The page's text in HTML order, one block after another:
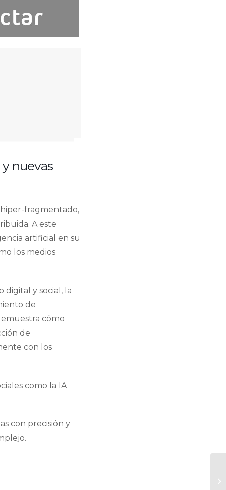
nuevas
fragmentado,
A este
artificial en su
los medios
digital y social, la
de
cómo
de
con los
como la IA
con precisión y